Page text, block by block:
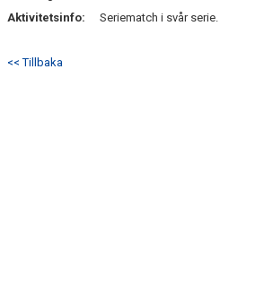
Aktivitetsinfo:
Seriematch i svår serie.
<< Tillbaka